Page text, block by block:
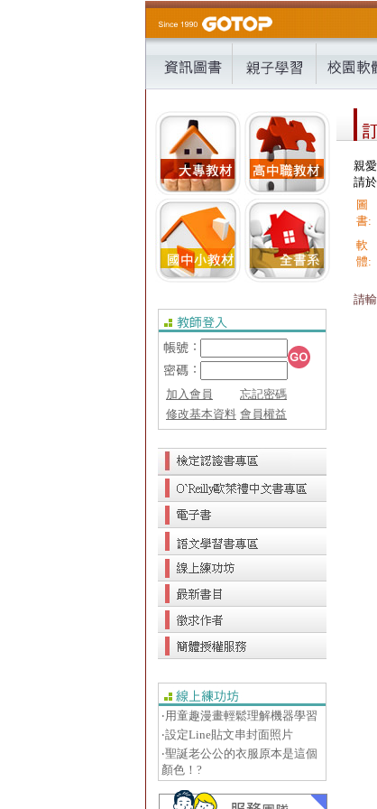
加入會員
忘記密碼
修改基本資料 會員權益
‧用童趣漫畫輕鬆理解機器學習
‧設定Line貼文串封面照片
‧聖誕老公公的衣服原本是這個
顏色！?
親
請
圖
書:
軟
體:
請